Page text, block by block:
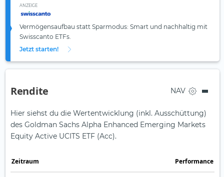
ANZEIGE
Vermögensaufbau statt Sparmodus: Smart und nachhaltig mit
Swisscanto ETFs.
Jetzt starten!
Rendite NAV
Hier siehst du die Wertentwicklung (inkl. Ausschüttung)
des Goldman Sachs Alpha Enhanced Emerging Markets
Equity Active UCITS ETF (Acc).
Zeit­raum Perfor­mance